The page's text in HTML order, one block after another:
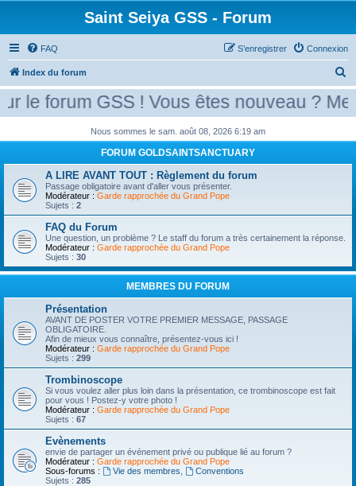
Saint Seiya GSS - Forum
FAQ Connexion
S’enregistrer
Index du forum
e
c
r
forum GSS ! Vous êtes nouveau ?
Nous sommes le sam. août 08, 2026 6:19 am
FORUM GOLDSAINTSANCTUARY
A LIRE AVANT TOUT : Règlement du forum
Passage obligatoire avant d'aller vous présenter.
Modérateur : Garde rapprochée du Grand Pope
Sujets : 2
FAQ du Forum
Une question, un problème ? Le staff du forum a très certainement la réponse.
Modérateur : Garde rapprochée du Grand Pope
Sujets : 30
MEMBRES DU FORUM
Présentation
AVANT DE POSTER VOTRE PREMIER MESSAGE, PASSAGE
OBLIGATOIRE.
Afin de mieux vous connaître, présentez-vous ici !
Modérateur : Garde rapprochée du Grand Pope
Sujets : 299
Trombinoscope
Si vous voulez aller plus loin dans la présentation, ce trombinoscope est fait
pour vous ! Postez-y votre photo !
Modérateur : Garde rapprochée du Grand Pope
Sujets : 67
Evènements
envie de partager un événement privé ou publique lié au forum ?
Modérateur : Garde rapprochée du Grand Pope
Sous-forums :
Vie des membres
Conventions
Sujets : 285